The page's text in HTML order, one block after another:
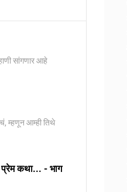
सांगणार आहे
म्हणून आम्ही तिथे
प्रेम कथा... - भाग